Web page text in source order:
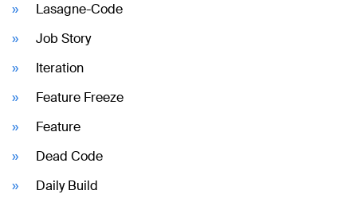
Lasagne-Code
Job Story
Iteration
Feature Freeze
Feature
Dead Code
Daily Build